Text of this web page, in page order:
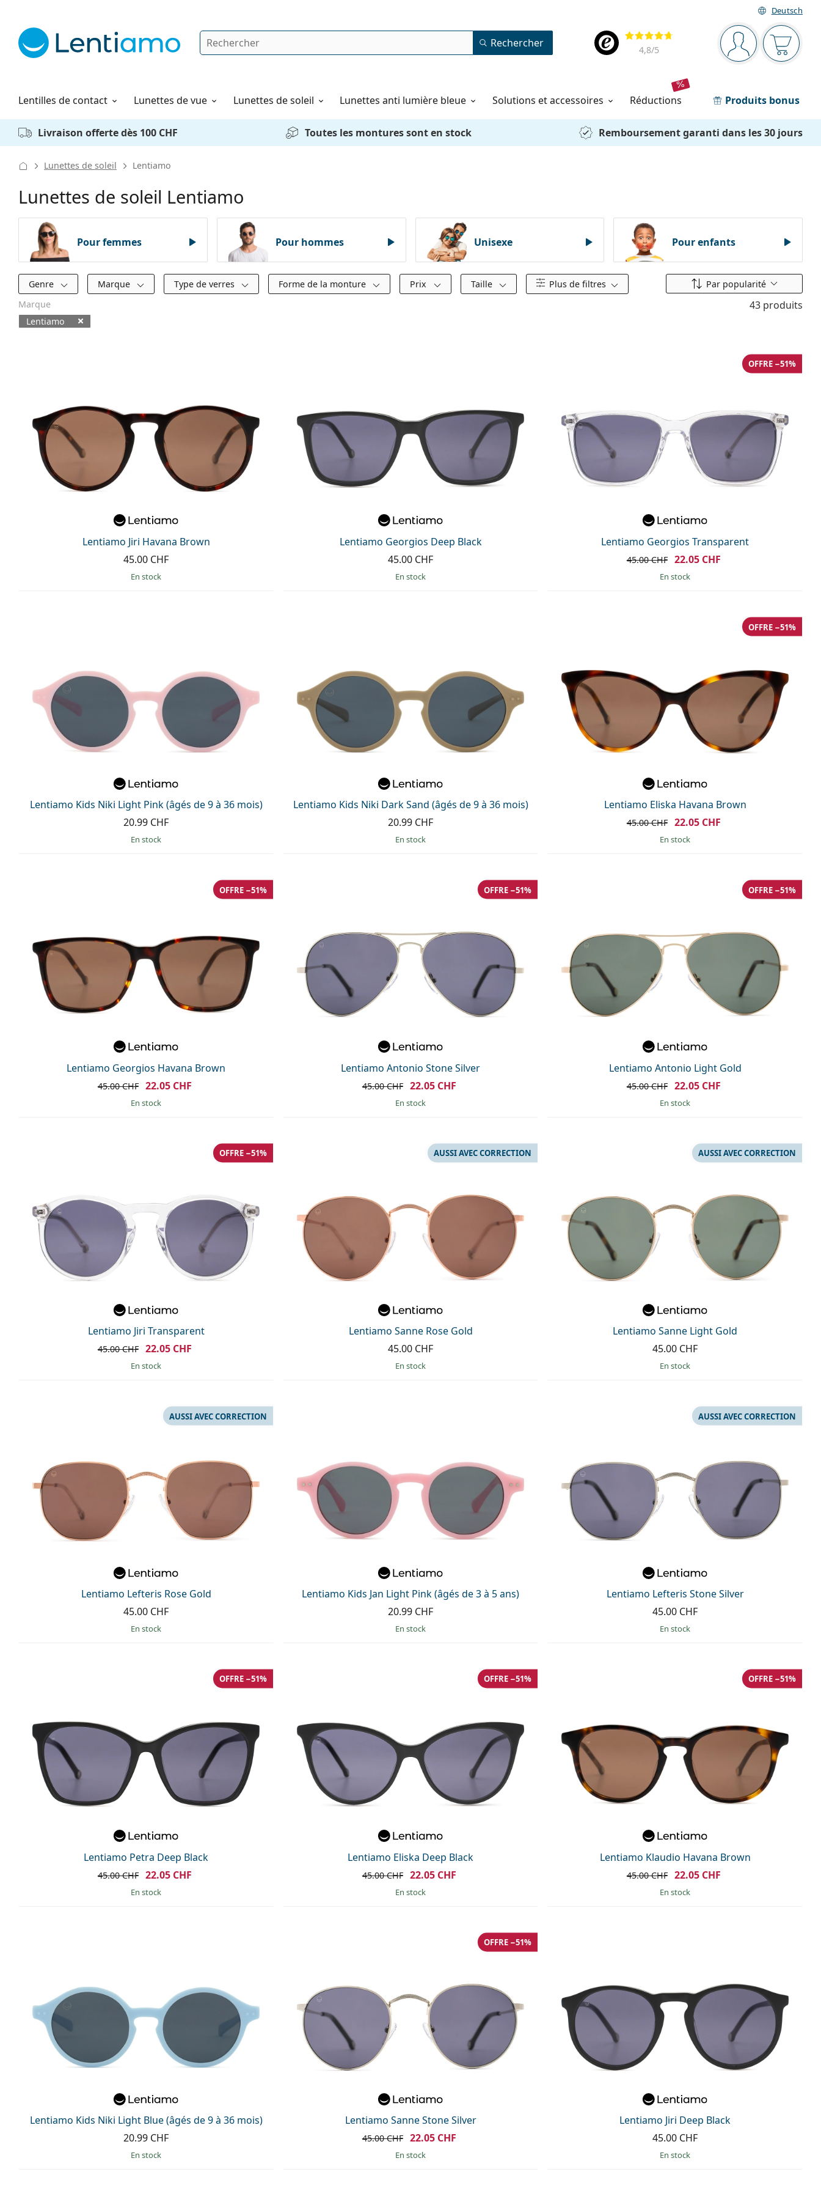
Deutsch
Barre de navigation
Vous êtesVotre
Évaluation
4,8/5
Rechercher Rechercher
Lentilles de contact
Produits d'entretien Lunettes de vue Lunettes de soleil Lunettes anti lumière bleue Solutions et accessoires réductions Produits bonus
Comment commander
Livraison offerte dès 100 CHF Toutes les montures sont en stock Remboursement garanti dans les 30 jours
Lunettes de soleil Lentiamo
Lunettes de soleil Lentiamo
Pour femmes Pour hommes Unisexe Pour enfants
Filtres
Genre Marque Type de verres Forme de la monture Prix Taille Plus de filtres Classer par
Par popularité
Marque
Lentiamo
43 produits
Lentiamo Jiri Havana Brown
45.00 CHF
en stock
Lentiamo Georgios Deep Black
45.00 CHF
en stock
Lentiamo Georgios Transparent
OFFRE −51%
45.00 CHF 22.05 CHF
en stock
Lentiamo Kids Niki Light Pink (âgés de 9 à 36 mois)
20.99 CHF
en stock
Lentiamo Kids Niki Dark Sand (âgés de 9 à 36 mois)
20.99 CHF
en stock
Lentiamo Eliska Havana Brown
OFFRE −51%
45.00 CHF 22.05 CHF
en stock
Lentiamo Georgios Havana Brown
OFFRE −51%
45.00 CHF 22.05 CHF
en stock
Lentiamo Antonio Stone Silver
OFFRE −51%
45.00 CHF 22.05 CHF
en stock
Lentiamo Antonio Light Gold
OFFRE −51%
45.00 CHF 22.05 CHF
en stock
Lentiamo Jiri Transparent
OFFRE −51%
45.00 CHF 22.05 CHF
en stock
Lentiamo Sanne Rose Gold
AUSSI AVEC CORRECTION
45.00 CHF
en stock
Lentiamo Sanne Light Gold
AUSSI AVEC CORRECTION
45.00 CHF
en stock
Lentiamo Lefteris Rose Gold
AUSSI AVEC CORRECTION
45.00 CHF
en stock
Lentiamo Kids Jan Light Pink (âgés de 3 à 5 ans)
20.99 CHF
en stock
Lentiamo Lefteris Stone Silver
AUSSI AVEC CORRECTION
45.00 CHF
en stock
Lentiamo Petra Deep Black
OFFRE −51%
45.00 CHF 22.05 CHF
en stock
Lentiamo Eliska Deep Black
OFFRE −51%
45.00 CHF 22.05 CHF
en stock
Lentiamo Klaudio Havana Brown
OFFRE −51%
45.00 CHF 22.05 CHF
en stock
Lentiamo Kids Niki Light Blue (âgés de 9 à 36 mois)
20.99 CHF
en stock
Lentiamo Sanne Stone Silver
OFFRE −51%
45.00 CHF 22.05 CHF
en stock
Lentiamo Jiri Deep Black
45.00 CHF
en stock